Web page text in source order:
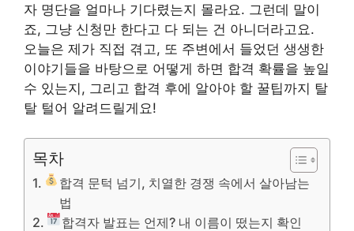
자 명단을 얼마나 기다렸는지 몰라요. 그런데 말이
죠, 그냥 신청만 한다고 다 되는 건 아니더라고요.
오늘은 제가 직접 겪고, 또 주변에서 들었던 생생한
이야기들을 바탕으로 어떻게 하면 합격 확률을 높일
수 있는지, 그리고 합격 후에 알아야 할 꿀팁까지 탈
탈 털어 알려드릴게요!
목차
합격 문턱 넘기, 치열한 경쟁 속에서 살아남는
법
합격자 발표는 언제? 내 이름이 떴는지 확인